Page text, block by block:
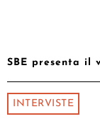
SBE presenta il
INTERVISTE